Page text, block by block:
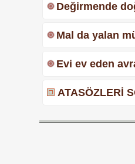
Değirmende
Mal da yalan
Evi ev eden
ATASÖZLERİ